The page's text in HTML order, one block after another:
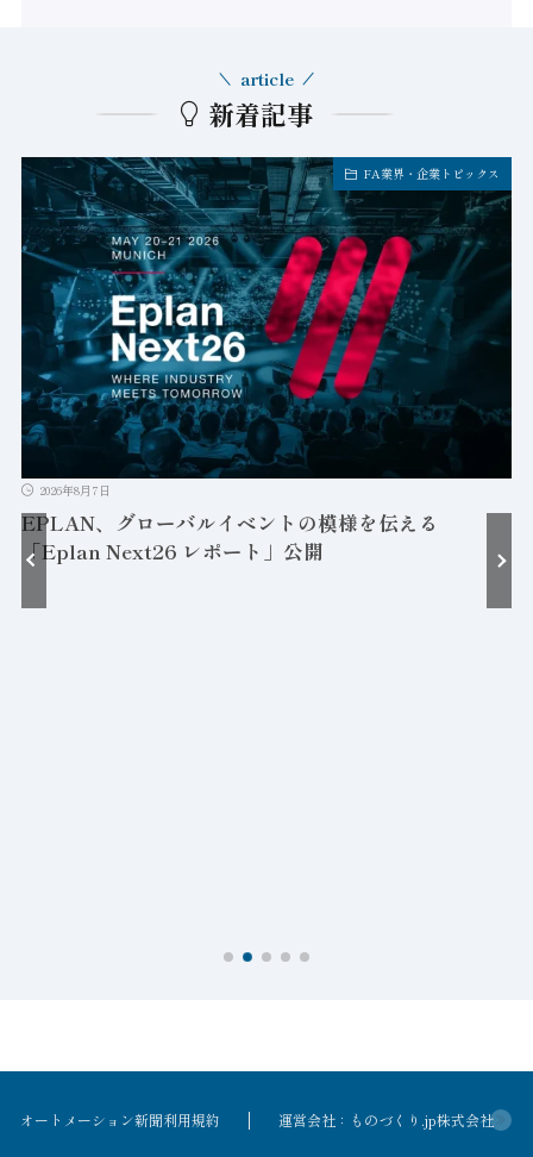
新着記事
article
FA業界・企業トピックス
2026年8月7日
EPLAN、グローバルイベントの模様を伝える
「Eplan Next26 レポート」公開
オートメーション新聞利用規約 運営会社：ものづくり.jp株式会社